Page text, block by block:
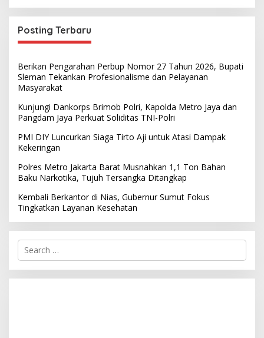
Posting Terbaru
Berikan Pengarahan Perbup Nomor 27 Tahun 2026, Bupati
Sleman Tekankan Profesionalisme dan Pelayanan
Masyarakat
Kunjungi Dankorps Brimob Polri, Kapolda Metro Jaya dan
Pangdam Jaya Perkuat Soliditas TNI-Polri
PMI DIY Luncurkan Siaga Tirto Aji untuk Atasi Dampak
Kekeringan
Polres Metro Jakarta Barat Musnahkan 1,1 Ton Bahan
Baku Narkotika, Tujuh Tersangka Ditangkap
Kembali Berkantor di Nias, Gubernur Sumut Fokus
Tingkatkan Layanan Kesehatan
S
r